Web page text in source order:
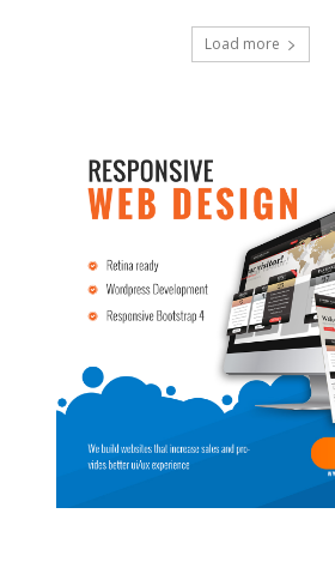
Load more